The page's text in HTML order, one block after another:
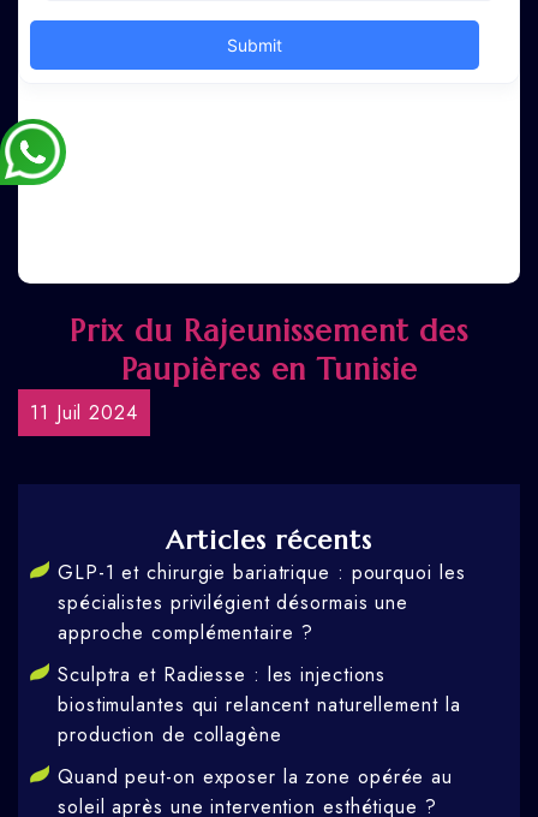
Prix du Rajeunissement des
Paupières en Tunisie
11 Juil 2024
Articles récents
GLP-1 et chirurgie bariatrique : pourquoi les
spécialistes privilégient désormais une
approche complémentaire ?
Sculptra et Radiesse : les injections
biostimulantes qui relancent naturellement la
production de collagène
Quand peut-on exposer la zone opérée au
soleil après une intervention esthétique ?